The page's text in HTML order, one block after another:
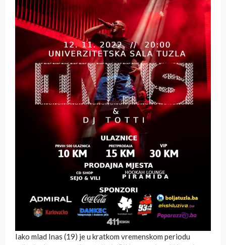
Iako mlad Inas (19) je u kratkom vremenskom periodu